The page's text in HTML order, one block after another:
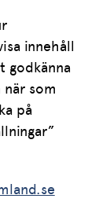
innehåll
godkänna
som
på